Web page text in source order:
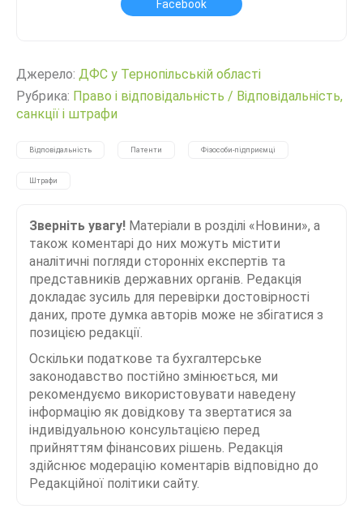
Facebook
Джерело: ДФС у Тернопільській області
Рубрика: Право і відповідальність / Відповідальність,
санкції і штрафи
Відповідальність Патенти Фізособи-підприємці
Штрафи
Зверніть увагу! Матеріали в розділі «Новини», а
також коментарі до них можуть містити
аналітичні погляди сторонніх експертів та
представників державних органів. Редакція
докладає зусиль для перевірки достовірності
даних, проте думка авторів може не збігатися з
позицією редакції.
Оскільки податкове та бухгалтерське
законодавство постійно змінюється, ми
рекомендуємо використовувати наведену
інформацію як довідкову та звертатися за
індивідуальною консультацією перед
прийняттям фінансових рішень. Редакція
здійснює модерацію коментарів відповідно до
Редакційної політики сайту.